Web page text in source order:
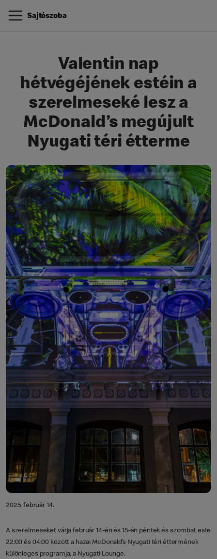
Sajtószoba
Valentin nap
hétvégéjének estéin a
szerelmeseké lesz a
McDonald’s megújult
Nyugati téri étterme
2025. február 14.
A szerelmeseket várja február 14-én és 15-én péntek és szombat este
22:00 és 04:00 között a hazai McDonald’s Nyugati téri éttermének
különleges programja, a Nyugati Lounge.